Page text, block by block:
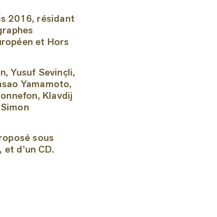
2016, résidant
et Hors
Yusuf Sevinçli,
Yamamoto,
Klavdij
sous
d’un CD.